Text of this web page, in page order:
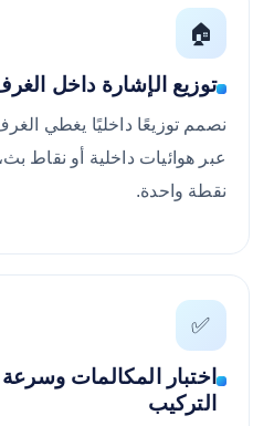
🏠
توزيع الإشارة داخل
نصمم توزيعًا داخليًا يغطي
عبر هوائيات داخلية أو نقاط
نقطة واحدة.
✅
اختبار المكالمات وسرعة
التركيب